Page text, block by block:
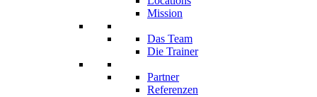
Mission
Das Team
Die Trainer
Partner
Referenzen